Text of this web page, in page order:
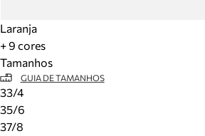
Laranja
+ 9 cores
Tamanhos
GUIA DE TAMANHOS
33/4
35/6
37/8